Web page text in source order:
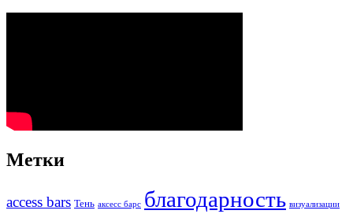
Метки
access bars Тень аксесс барс благодарность визуализации